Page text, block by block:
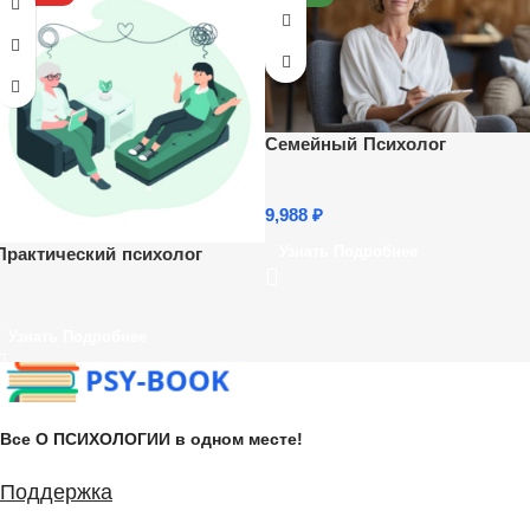
Семейный Психолог
9,988 ₽
психолог
Все О ПСИХОЛОГИИ в одном месте!
Поддержка